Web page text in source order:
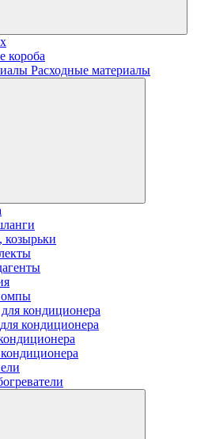
короба
Расходные материалы
кондиционера
кондиционера